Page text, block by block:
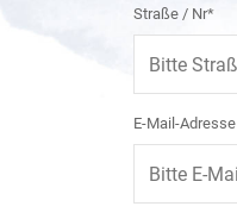
Straße / Nr*
E-Mail-Adresse